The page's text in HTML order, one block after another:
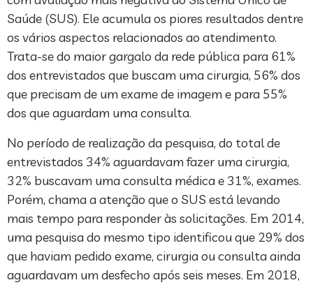
Saúde (SUS). Ele acumula os piores resultados dentre
os vários aspectos relacionados ao atendimento.
Trata-se do maior gargalo da rede pública para 61%
dos entrevistados que buscam uma cirurgia, 56% dos
que precisam de um exame de imagem e para 55%
dos que aguardam uma consulta.
No período de realização da pesquisa, do total de
entrevistados 34% aguardavam fazer uma cirurgia,
32% buscavam uma consulta médica e 31%, exames.
Porém, chama a atenção que o SUS está levando
mais tempo para responder às solicitações. Em 2014,
uma pesquisa do mesmo tipo identificou que 29% dos
que haviam pedido exame, cirurgia ou consulta ainda
aguardavam um desfecho após seis meses. Em 2018,